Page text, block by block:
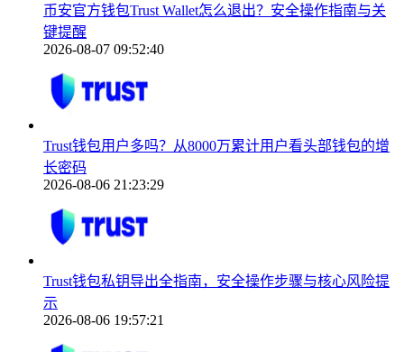
币安官方钱包Trust Wallet怎么退出？安全操作指南与关
键提醒
2026-08-07 09:52:40
Trust钱包用户多吗？从8000万累计用户看头部钱包的增
长密码
2026-08-06 21:23:29
Trust钱包私钥导出全指南，安全操作步骤与核心风险提
示
2026-08-06 19:57:21